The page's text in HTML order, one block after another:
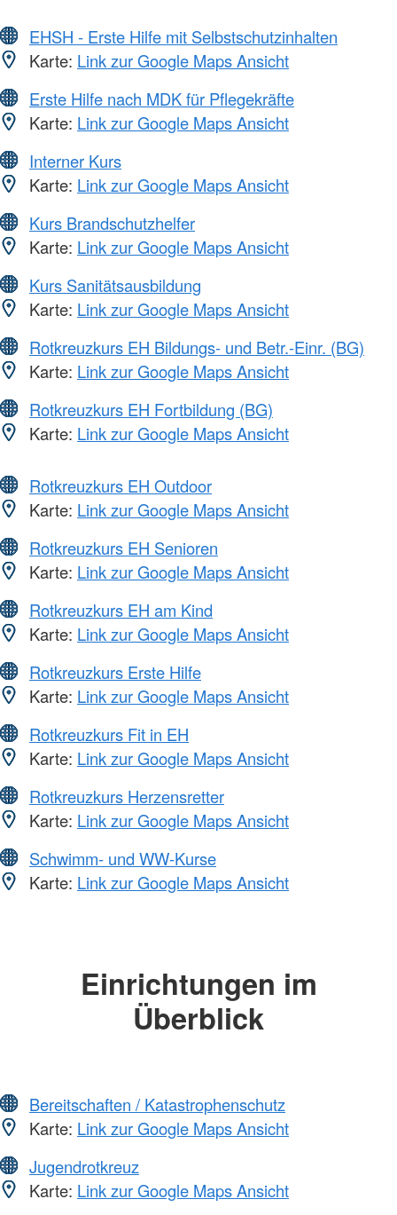
EHSH - Erste Hilfe mit Selbstschutzinhalten
Karte: Link zur Google Maps Ansicht
Erste Hilfe nach MDK für Pflegekräfte
Karte: Link zur Google Maps Ansicht
Interner Kurs
Karte: Link zur Google Maps Ansicht
Kurs Brandschutzhelfer
Karte: Link zur Google Maps Ansicht
Kurs Sanitätsausbildung
Karte: Link zur Google Maps Ansicht
Rotkreuzkurs EH Bildungs- und Betr.-Einr. (BG)
Karte: Link zur Google Maps Ansicht
Rotkreuzkurs EH Fortbildung (BG)
Karte: Link zur Google Maps Ansicht
Rotkreuzkurs EH Outdoor
Karte: Link zur Google Maps Ansicht
Rotkreuzkurs EH Senioren
Karte: Link zur Google Maps Ansicht
Rotkreuzkurs EH am Kind
Karte: Link zur Google Maps Ansicht
Rotkreuzkurs Erste Hilfe
Karte: Link zur Google Maps Ansicht
Rotkreuzkurs Fit in EH
Karte: Link zur Google Maps Ansicht
Rotkreuzkurs Herzensretter
Karte: Link zur Google Maps Ansicht
Schwimm- und WW-Kurse
Karte: Link zur Google Maps Ansicht
Einrichtungen im
Überblick
Bereitschaften / Katastrophenschutz
Karte: Link zur Google Maps Ansicht
Jugendrotkreuz
Karte: Link zur Google Maps Ansicht